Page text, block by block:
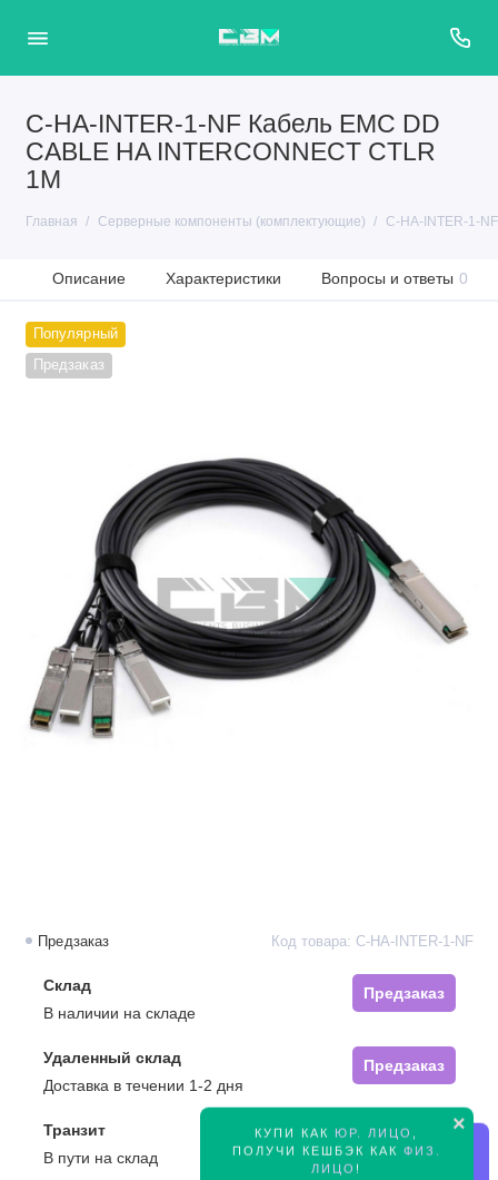
C-HA-INTER-1-NF Кабель EMC DD
CABLE HA INTERCONNECT CTLR
1M
Главная Серверные компоненты (комплектующие) C-HA-INTER-1-
Описание Характеристики Вопросы и ответы 0
Популярный
Предзаказ
×
КУПИ КАК ЮР. ЛИЦО
ПОЛУЧИ КЕШБЭК КАК ФИЗ.
ЛИЦО !
Предзаказ Код товара: C-HA-INTER-1-NF
Склад
Предзаказ
В наличии на складе
Удаленный склад
Предзаказ
Доставка в течении 1-2 дня
Транзит
Предзаказ
В пути на склад